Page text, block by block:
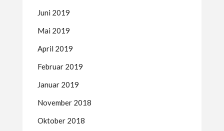
Juni 2019
Mai 2019
April 2019
Februar 2019
Januar 2019
November 2018
Oktober 2018